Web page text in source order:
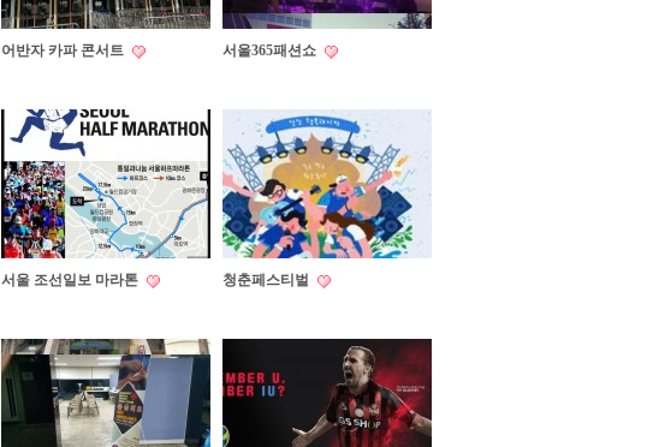
어반자 카파 콘서트 서울365패션쇼
서울 조선일보 마라톤 청춘페스티벌